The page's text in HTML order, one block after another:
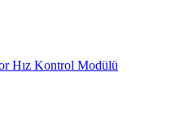
Hız Kontrol Modülü